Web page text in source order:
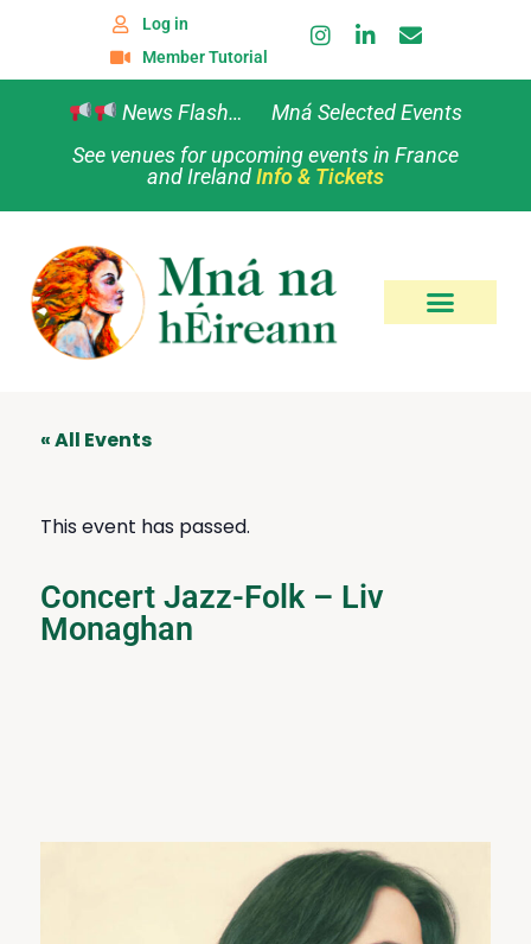
Log in
Member Tutorial
News Flash… Mná Selected Events
See venues for upcoming events in France
and IrelandInfo & Tickets
« All Events
This event has passed.
Concert Jazz-Folk – Liv
Monaghan